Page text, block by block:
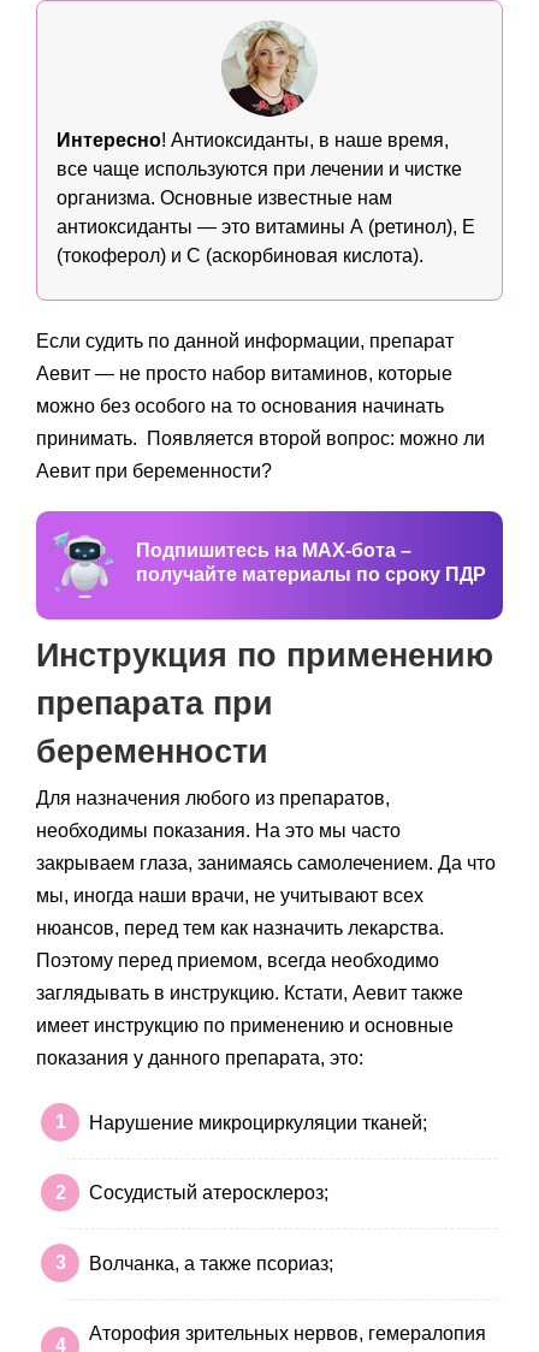
Интересно! Антиоксиданты, в наше время,
все чаще используются при лечении и чистке
организма. Основные известные нам
антиоксиданты — это витамины А (ретинол), Е
(токоферол) и С (аскорбиновая кислота).
Если судить по данной информации, препарат
Аевит — не просто набор витаминов, которые
можно без особого на то основания начинать
принимать. Появляется второй вопрос: можно ли
Аевит при беременности?
Подпишитесь на MAX-бота –
получайте материалы по сроку ПДР
Инструкция по применению
препарата при
беременности
Для назначения любого из препаратов,
необходимы показания. На это мы часто
закрываем глаза, занимаясь самолечением. Да что
мы, иногда наши врачи, не учитывают всех
нюансов, перед тем как назначить лекарства.
Поэтому перед приемом, всегда необходимо
заглядывать в инструкцию. Кстати, Аевит также
имеет инструкцию по применению и основные
показания у данного препарата, это:
Нарушение микроциркуляции тканей;
Сосудистый атеросклероз;
Волчанка, а также псориаз;
Аторофия зрительных нервов, гемералопия